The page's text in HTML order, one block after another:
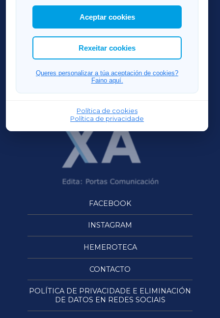
mostrar publicidade de terceiros.
Así mesmo, podes personalizar a elección das
cookies que desexas permitir.
Aceptar cookies
Rexeitar cookies
Queres personalizar a túa aceptación de cookies?
Faino aquí.
Política de cookies
Política de privacidade
RIBEIRASACRAXA
ACORUÑAXA
FERROLXA
OURENSEXA
FACEBOOK
INSTAGRAM
HEMEROTECA
CONTACTO
POLÍTICA DE PRIVACIDADE E ELIMINACIÓN
DE DATOS EN REDES SOCIAIS